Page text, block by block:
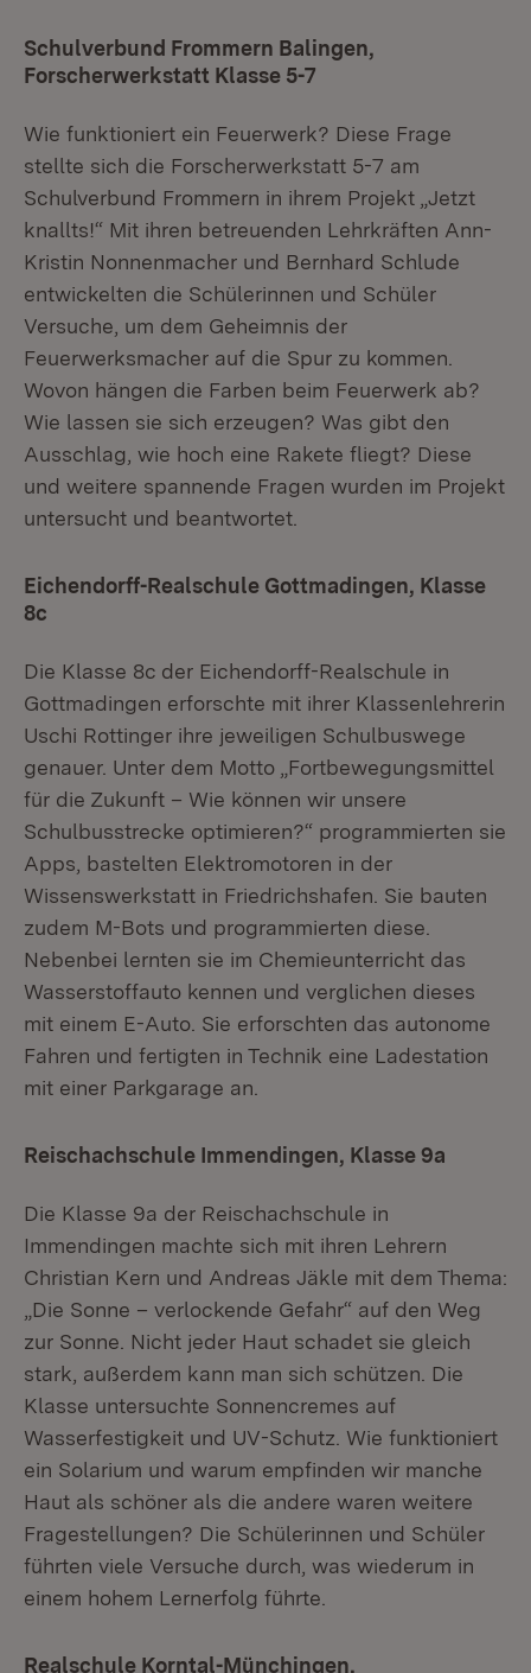
Schulverbund Frommern Balingen,
Forscherwerkstatt Klasse 5-7
Wie funktioniert ein Feuerwerk? Diese Frage
stellte sich die Forscherwerkstatt 5-7 am
Schulverbund Frommern in ihrem Projekt „Jetzt
knallts!“ Mit ihren betreuenden Lehrkräften Ann-
Kristin Nonnenmacher und Bernhard Schlude
entwickelten die Schülerinnen und Schüler
Versuche, um dem Geheimnis der
Feuerwerksmacher auf die Spur zu kommen.
Wovon hängen die Farben beim Feuerwerk ab?
Wie lassen sie sich erzeugen? Was gibt den
Ausschlag, wie hoch eine Rakete fliegt? Diese
und weitere spannende Fragen wurden im Projekt
untersucht und beantwortet.
Eichendorff-Realschule Gottmadingen, Klasse
8c
Die Klasse 8c der Eichendorff-Realschule in
Gottmadingen erforschte mit ihrer Klassenlehrerin
Uschi Rottinger ihre jeweiligen Schulbuswege
genauer. Unter dem Motto „Fortbewegungsmittel
für die Zukunft – Wie können wir unsere
Schulbusstrecke optimieren?“ programmierten sie
Apps, bastelten Elektromotoren in der
Wissenswerkstatt in Friedrichshafen. Sie bauten
zudem M-Bots und programmierten diese.
Nebenbei lernten sie im Chemieunterricht das
Wasserstoffauto kennen und verglichen dieses
mit einem E-Auto. Sie erforschten das autonome
Fahren und fertigten in Technik eine Ladestation
mit einer Parkgarage an.
Reischachschule Immendingen, Klasse 9a
Die Klasse 9a der Reischachschule in
Immendingen machte sich mit ihren Lehrern
Christian Kern und Andreas Jäkle mit dem Thema:
„Die Sonne – verlockende Gefahr“ auf den Weg
zur Sonne. Nicht jeder Haut schadet sie gleich
stark, außerdem kann man sich schützen. Die
Klasse untersuchte Sonnencremes auf
Wasserfestigkeit und UV-Schutz. Wie funktioniert
ein Solarium und warum empfinden wir manche
Haut als schöner als die andere waren weitere
Fragestellungen? Die Schülerinnen und Schüler
führten viele Versuche durch, was wiederum in
einem hohem Lernerfolg führte.
Realschule Korntal-Münchingen,